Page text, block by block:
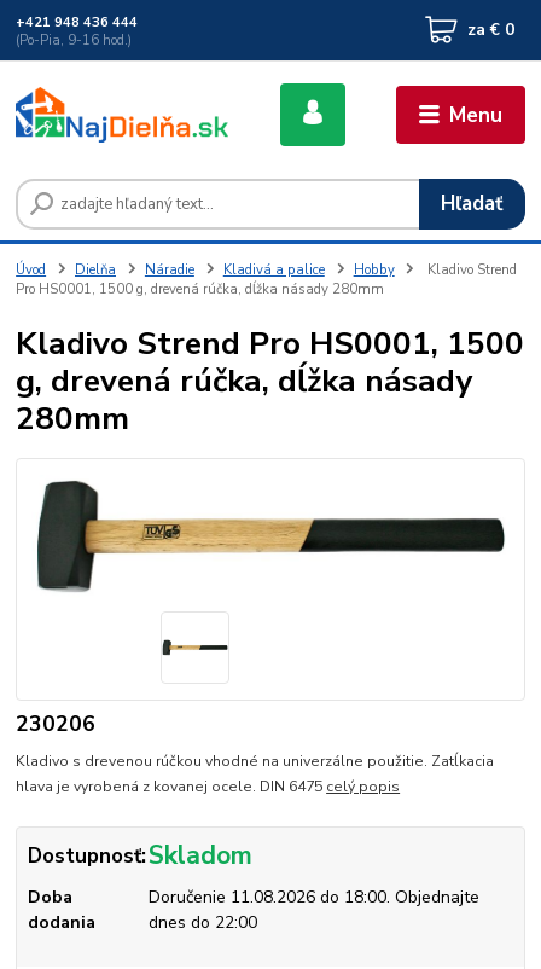
Menu
Hľadať
+421 948 436 444
(Po-Pia, 9-16 hod.)
za € 0
Úvod Dielňa Náradie Kladivá a palice Hobby
Kladivo Strend
Pro HS0001, 1500 g, drevená rúčka, dĺžka násady 280mm
Kladivo Strend Pro HS0001, 1500
g, drevená rúčka, dĺžka násady
280mm
230206
Kladivo s drevenou rúčkou vhodné na univerzálne použitie. Zatĺkacia
hlava je vyrobená z kovanej ocele. DIN 6475 celý popis
Dostupnosť:Skladom
Doba
dodania
Doručenie 11.08.2026 do 18:00. Objednajte
dnes do 22:00